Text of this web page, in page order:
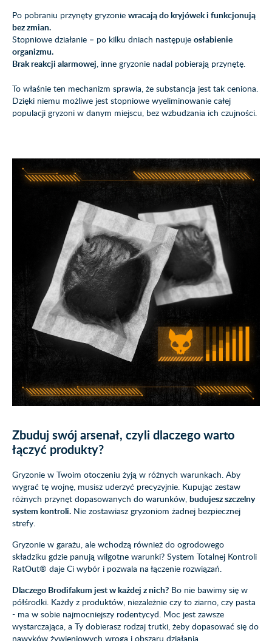
Po pobraniu przynęty gryzonie wracają do kryjówek i funkcjonują
bez zmian.
Stopniowe działanie – po kilku dniach następuje osłabienie
organizmu.
Brak reakcji alarmowej, inne gryzonie nadal pobierają przynętę.
To właśnie ten mechanizm sprawia, że substancja jest tak ceniona.
Dzięki niemu możliwe jest stopniowe wyeliminowanie całej
populacji gryzoni w danym miejscu, bez wzbudzania ich czujności.
Zbuduj swój arsenał, czyli dlaczego warto
łączyć produkty?
Gryzonie w Twoim otoczeniu żyją w różnych warunkach. Aby
wygrać tę wojnę, musisz uderzyć precyzyjnie. Kupując zestaw
różnych przynęt dopasowanych do warunków, budujesz szczelny
system kontroli. Nie zostawiasz gryzoniom żadnej bezpiecznej
strefy.
Gryzonie w garażu, ale wchodzą również do ogrodowego
składziku gdzie panują wilgotne warunki? System Totalnej Kontroli
RatOut® daje Ci wybór i pozwala na łączenie rozwiązań.
Dlaczego Brodifakum jest w każdej z nich? Bo nie bawimy się w
półśrodki. Każdy z produktów, niezależnie czy to ziarno, czy pasta
- ma w sobie najmocniejszy rodentycyd. Moc jest zawsze
wystarczająca, a Ty dobierasz rodzaj trutki, żeby dopasować się do
nawyków żywieniowych wroga i obszaru działania.